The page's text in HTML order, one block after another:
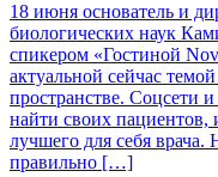
18 июня основатель и
биологических наук
спикером «Гостиной
актуальной сейчас
пространстве. Соцсети
найти своих пациентов,
лучшего для себя врача.
правильно […]